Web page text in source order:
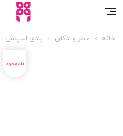
خانه عطر و ادکلن بادی اسپلش